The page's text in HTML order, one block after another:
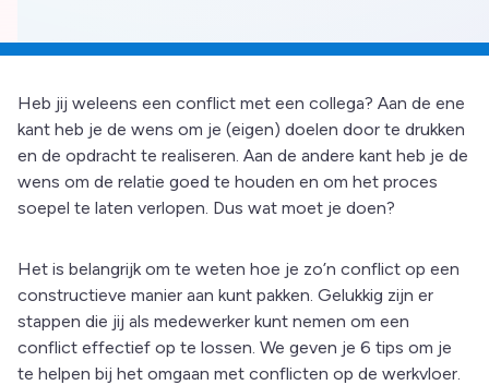
Heb jij weleens een conflict met een collega? Aan de ene
kant heb je de wens om je (eigen) doelen door te drukken
en de opdracht te realiseren. Aan de andere kant heb je de
wens om de relatie goed te houden en om het proces
soepel te laten verlopen. Dus wat moet je doen?
Het is belangrijk om te weten hoe je zo’n conflict op een
constructieve manier aan kunt pakken. Gelukkig zijn er
stappen die jij als medewerker kunt nemen om een
conflict effectief op te lossen. We geven je 6 tips om je
te helpen bij het omgaan met conflicten op de werkvloer.